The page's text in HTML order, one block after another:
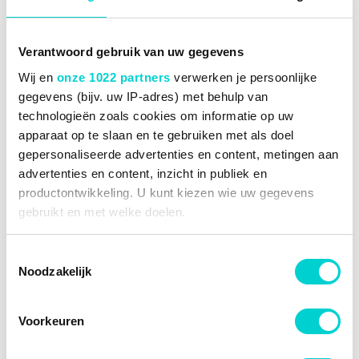
Verantwoord gebruik van uw gegevens
Wij en onze 1022 partners verwerken je persoonlijke
gegevens (bijv. uw IP-adres) met behulp van
technologieën zoals cookies om informatie op uw
apparaat op te slaan en te gebruiken met als doel
gepersonaliseerde advertenties en content, metingen aan
advertenties en content, inzicht in publiek en
productontwikkeling. U kunt kiezen wie uw gegevens
gebruikt en met welke doelen.
Informatie verzamelen over uw geografische locatie,
Uw apparaat identificeren door het actief te scannen
op specifieke eigenschappen (fingerprinting)
Noodzakelijk
Voorkeuren
€ 76,87
€ 33,82
Op voorraad
Vandaag voor 16:00 besteld, binnen 3 werkdagen
bij u geleverd.
BESTELLEN
Buitenspiegelglas Blic 6102-17-1936311P
Rechts